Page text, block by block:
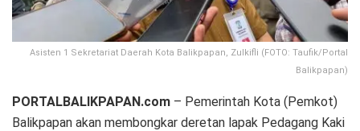
Asisten 1 Sekretariat Daerah Kota Balikpapan, Zulkifli (FOTO: Taufik/Portal
Balikpapan)
PORTALBALIKPAPAN.com – Pemerintah Kota (Pemkot)
Balikpapan akan membongkar deretan lapak Pedagang Kaki